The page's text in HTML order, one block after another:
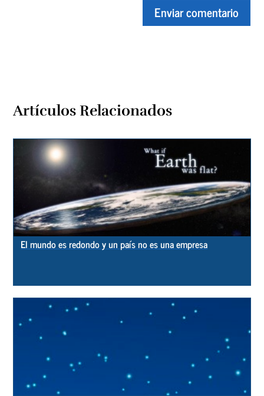
Artículos Relacionados
El mundo es redondo y un país no es una empresa